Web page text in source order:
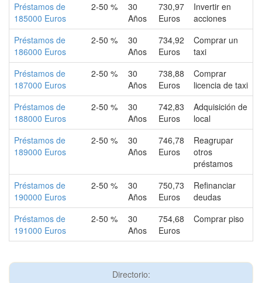
Préstamos de
185000 Euros
2-50 %
30
Años
730,97
Euros
Invertir en
acciones
Préstamos de
186000 Euros
2-50 %
30
Años
734,92
Euros
Comprar un
taxi
Préstamos de
187000 Euros
2-50 %
30
Años
738,88
Euros
Comprar
licencia de taxi
Préstamos de
188000 Euros
2-50 %
30
Años
742,83
Euros
Adquisición de
local
Préstamos de
189000 Euros
2-50 %
30
Años
746,78
Euros
Reagrupar
otros
préstamos
Préstamos de
190000 Euros
2-50 %
30
Años
750,73
Euros
Refinanciar
deudas
Préstamos de
191000 Euros
2-50 %
30
Años
754,68
Euros
Comprar piso
Directorio: